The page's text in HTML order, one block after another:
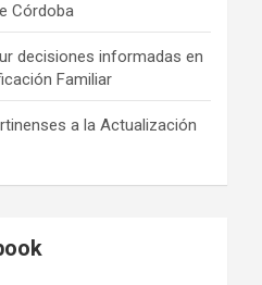
Córdoba
decisiones informadas en
Familiar
a la Actualización